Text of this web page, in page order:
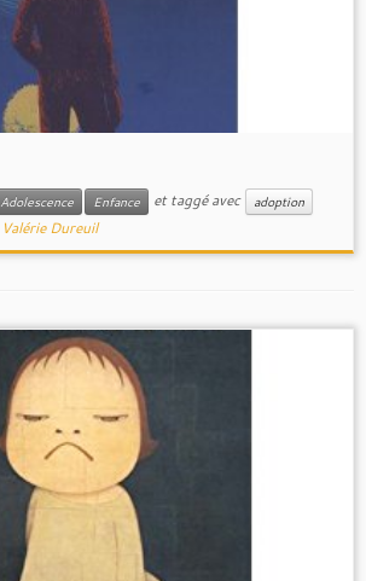
Adolescence Enfance et taggé avec adoption
Valérie Dureuil